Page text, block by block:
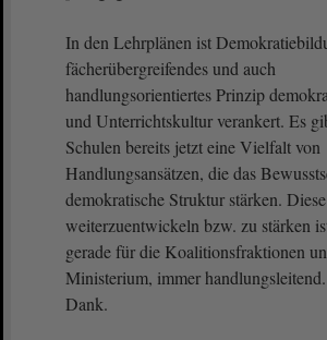
In den Lehrplänen ist
fächerübergreifendes und auch
handlungsorientiertes Prinzip
und Unterrichtskultur verankert. Es
Schulen bereits jetzt eine Vielfalt von
Handlungsansätzen, die das
demokratische Struktur stärken. Diese
weiterzuentwickeln bzw. zu stärken
gerade für die Koalitionsfraktionen
Ministerium, immer
Dank.